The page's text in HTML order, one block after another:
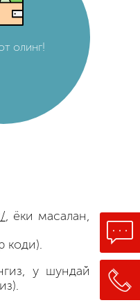
олинг!
, ёки масалан,
коди).
у шундай